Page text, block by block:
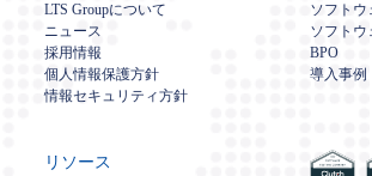
LTS Groupについて
ニュース
採用情報
個人情報保護方針
情報セキュリティ方針
ソフトウ
ソフトウ
BPO
導入事例
リソース